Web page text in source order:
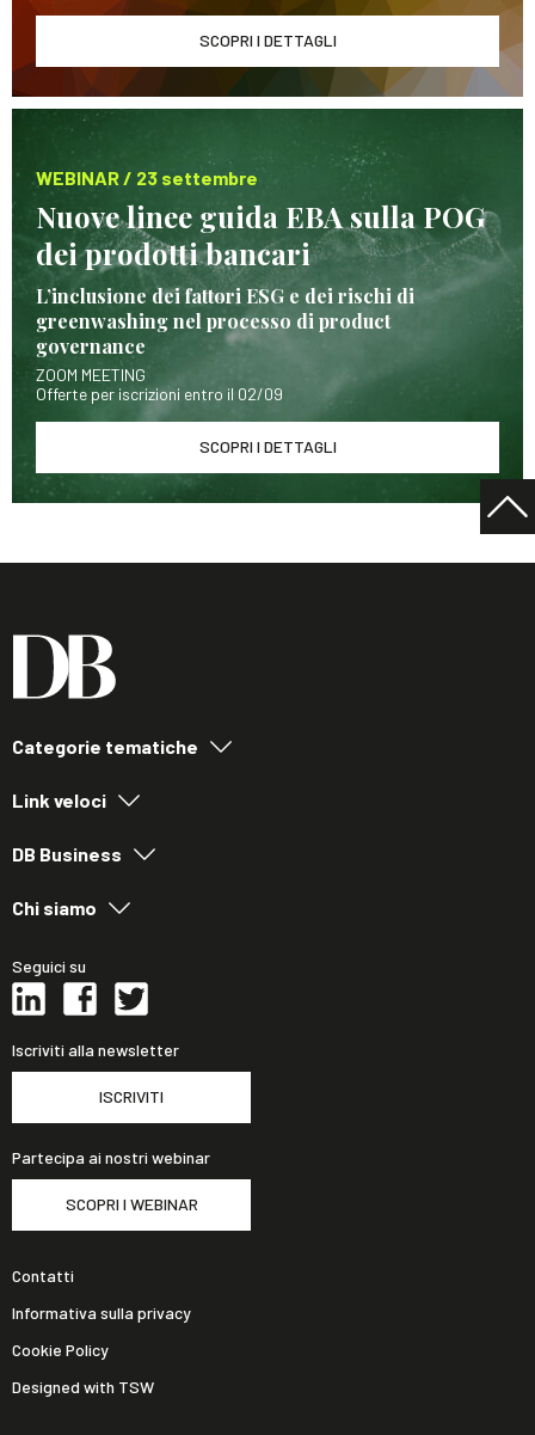
SCOPRI I DETTAGLI
WEBINAR / 23 settembre
Nuove linee guida EBA sulla POG
dei prodotti bancari
L’inclusione dei fattori ESG e dei rischi di
greenwashing nel processo di product
governance
ZOOM MEETING
Offerte per iscrizioni entro il 02/09
SCOPRI I DETTAGLI
Categorie tematiche
Link veloci
DB Business
Chi siamo
Seguici su
Iscriviti alla newsletter
ISCRIVITI
Partecipa ai nostri webinar
SCOPRI I WEBINAR
Contatti
Informativa sulla privacy
Cookie Policy
Designed with TSW